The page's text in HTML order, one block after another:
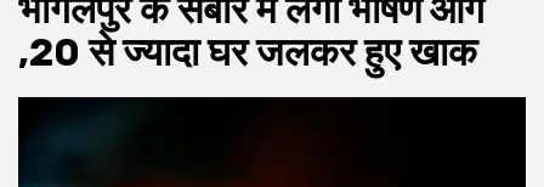
भागलपुर के सबौर में लगी भीषण आग
,20 से ज्यादा घर जलकर हुए खाक